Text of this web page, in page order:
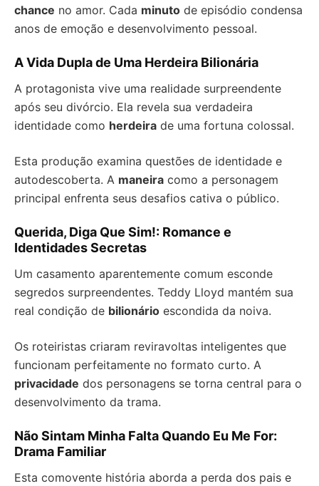
chance no amor. Cada minuto de episódio condensa
anos de emoção e desenvolvimento pessoal.
A Vida Dupla de Uma Herdeira Bilionária
A protagonista vive uma realidade surpreendente
após seu divórcio. Ela revela sua verdadeira
identidade como herdeira de uma fortuna colossal.
Esta produção examina questões de identidade e
autodescoberta. A maneira como a personagem
principal enfrenta seus desafios cativa o público.
Querida, Diga Que Sim!: Romance e
Identidades Secretas
Um casamento aparentemente comum esconde
segredos surpreendentes. Teddy Lloyd mantém sua
real condição de bilionário escondida da noiva.
Os roteiristas criaram reviravoltas inteligentes que
funcionam perfeitamente no formato curto. A
privacidade dos personagens se torna central para o
desenvolvimento da trama.
Não Sintam Minha Falta Quando Eu Me For:
Drama Familiar
Esta comovente história aborda a perda dos pais e